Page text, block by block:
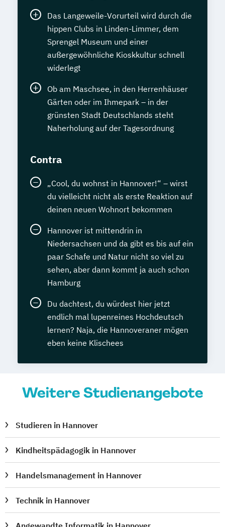
Das Langeweile-Vorurteil wird durch die
hippen Clubs in Linden-Limmer, dem
Sprengel Museum und einer
außergewöhnliche Kioskkultur schnell
widerlegt
Ob am Maschsee, in den Herrenhäuser
Gärten oder im Ihmepark – in der
grünsten Stadt Deutschlands steht
Naherholung auf der Tagesordnung
Contra
„Cool, du wohnst in Hannover!“ – wirst
du vielleicht nicht als erste Reaktion auf
deinen neuen Wohnort bekommen
Hannover ist mittendrin in
Niedersachsen und da gibt es bis auf ein
paar Schafe und Natur nicht so viel zu
sehen, aber dann kommt ja auch schon
Hamburg
Du dachtest, du würdest hier jetzt
endlich mal lupenreines Hochdeutsch
lernen? Naja, die Hannoveraner mögen
eben keine Klischees
Weitere Studienangebote
Studieren in Hannover
Kindheitspädagogik in Hannover
Handelsmanagement in Hannover
Technik in Hannover